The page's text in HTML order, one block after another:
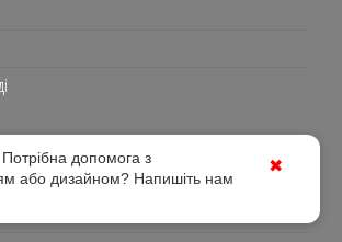
допомога з
або дизайном? Напишіть нам
✖